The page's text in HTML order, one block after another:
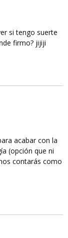
si tengo suerte
firmo? jijiji
acabar con la
(opción que ni
contarás como